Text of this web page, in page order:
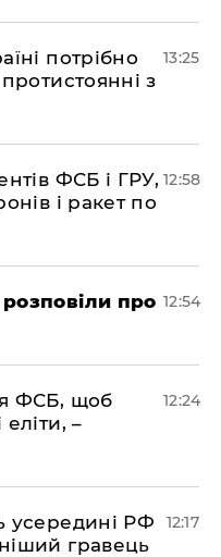
потрібно
з
13:25
ФСБ і ГРУ,
і ракет по
12:58
про 12:54
ФСБ, щоб
–
12:24
усередині РФ
гравець
12:17